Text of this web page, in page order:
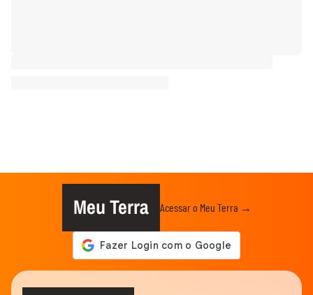
Meu Terra Acessar o Meu Terra →